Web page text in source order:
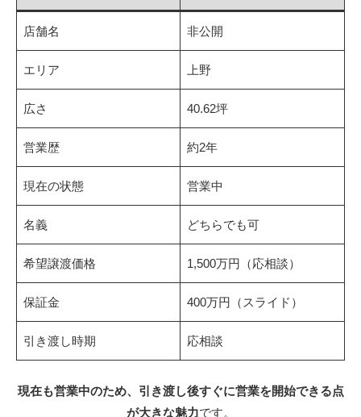
店舗名 非公開
エリア 上野
広さ 40.62坪
営業歴 約2年
現在の状態 営業中
名義 どちらでも可
希望譲渡価格 1,500万円（応相談）
保証金 400万円（スライド）
引き渡し時期 応相談
現在も営業中のため、引き渡し後すぐに営業を開始できる点
が大きな魅力です。